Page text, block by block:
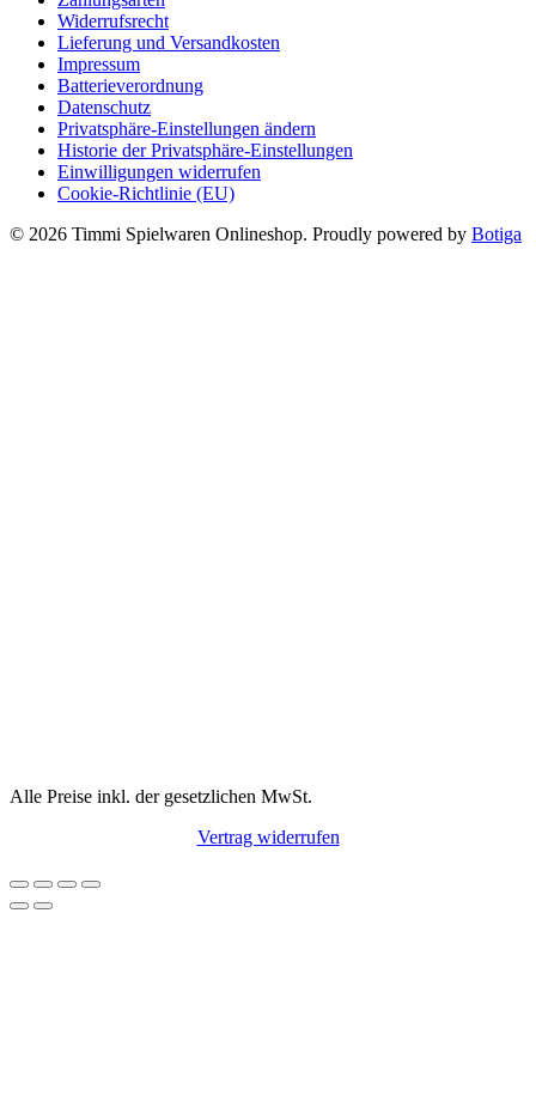
Widerrufsrecht
Lieferung und Versandkosten
Impressum
Batterieverordnung
Datenschutz
Privatsphäre-Einstellungen ändern
Historie der Privatsphäre-Einstellungen
Einwilligungen widerrufen
Cookie-Richtlinie (EU)
© 2026 Timmi Spielwaren Onlineshop. Proudly powered by Botiga
Alle Preise inkl. der gesetzlichen MwSt.
Vertrag widerrufen